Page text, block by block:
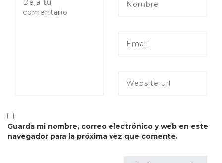
Guarda mi nombre, correo electrónico y web en este
navegador para la próxima vez que comente.